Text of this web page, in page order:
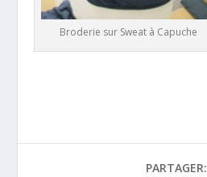
Broderie sur Sweat à Capuche
PARTAGER: